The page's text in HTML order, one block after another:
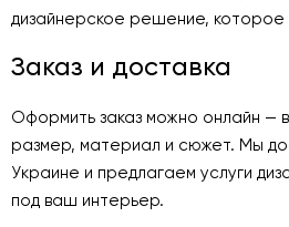
дизайнерское решение, которое
Заказ и доставка
Оформить заказ можно онлайн —
размер, материал и сюжет. Мы
Украине и предлагаем услуги
под ваш интерьер.